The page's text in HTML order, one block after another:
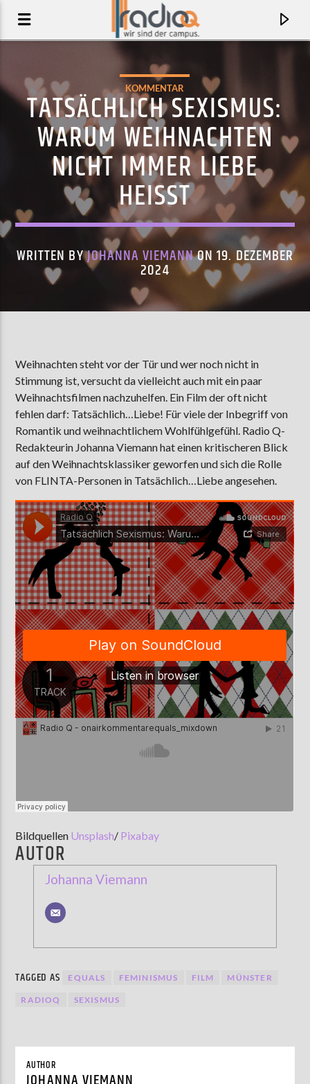
AKTUELLER TRACK
TALK TO ME, ZARA
AKTUELLE SENDUNG
MOEBIUS
00:00 09:00
ZU HÖREN IN Münster 90,9 MHz Steinfurt103,9 MHz
KOMMENTAR
TATSÄCHLICH SEXISMUS:
WARUM WEIHNACHTEN
NICHT IMMER LIEBE
HEISST
WRITTEN BYJOHANNA VIEMANNON 19. DEZEMBER
2024
Weihnachten steht vor der Tür und wer noch nicht in
Stimmung ist, versucht da vielleicht auch mit ein paar
Weihnachtsfilmen nachzuhelfen. Ein Film der oft nicht
fehlen darf: Tatsächlich…Liebe! Für viele der Inbegriff von
Romantik und weihnachtlichem Wohlfühlgefühl. Radio Q-
Redakteurin Johanna Viemann hat einen kritischeren Blick
auf den Weihnachtsklassiker geworfen und sich die Rolle
von FLINTA-Personen in Tatsächlich…Liebe angesehen.
Bildquellen Unsplash/ Pixabay
AUTOR
Johanna Viemann
TAGGED AS EQUALS FEMINISMUS FILM MÜNSTER
RADIOQ SEXISMUS
AUTHOR